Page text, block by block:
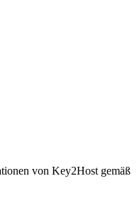
von Key2Host gemäß